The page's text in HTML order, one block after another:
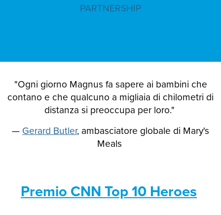
PARTNERSHIP
"Ogni giorno Magnus fa sapere ai bambini che
contano e che qualcuno a migliaia di chilometri di
distanza si preoccupa per loro."
— Gerard Butler, ambasciatore globale di Mary's
Meals
Premio CNN Top 10 Heroes